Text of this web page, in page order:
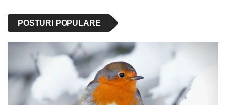
POSTURI POPULARE